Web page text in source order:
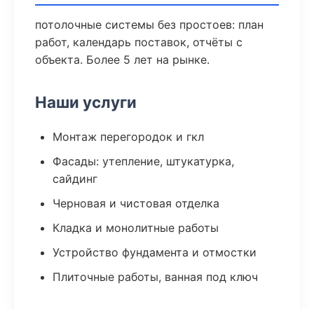
потолочные системы без простоев: план
работ, календарь поставок, отчёты с
объекта. Более 5 лет на рынке.
Наши услуги
Монтаж перегородок и гкл
Фасады: утепление, штукатурка,
сайдинг
Черновая и чистовая отделка
Кладка и монолитные работы
Устройство фундамента и отмостки
Плиточные работы, ванная под ключ